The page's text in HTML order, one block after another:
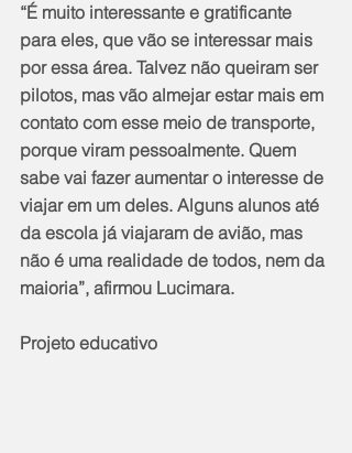
“É muito interessante e gratificante
para eles, que vão se interessar mais
por essa área. Talvez não queiram ser
pilotos, mas vão almejar estar mais em
contato com esse meio de transporte,
porque viram pessoalmente. Quem
sabe vai fazer aumentar o interesse de
viajar em um deles. Alguns alunos até
da escola já viajaram de avião, mas
não é uma realidade de todos, nem da
maioria”, afirmou Lucimara.
Projeto educativo